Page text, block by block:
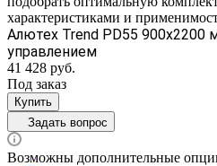
характеристиками и
Алютех Trend PD55 900x2200
управлением
41 428 руб.
Под заказ
Купить
Задать вопрос
Возможны дополнительные